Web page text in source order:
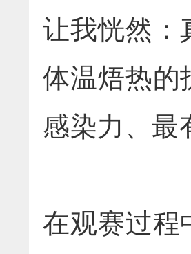
让我恍然：
体温焐热的
感染力、最
在观赛过程